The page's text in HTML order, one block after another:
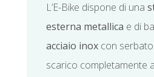
L’E-Bike dispone di una
esterna metallica e di
acciaio inox con
scarico completamente